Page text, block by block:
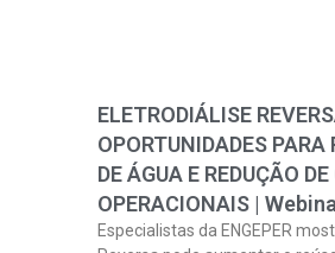
ELETRODIÁLISE
OPORTUNIDADES PARA
DE ÁGUA E REDUÇÃO
OPERACIONAIS |
Especialistas da ENGEPER